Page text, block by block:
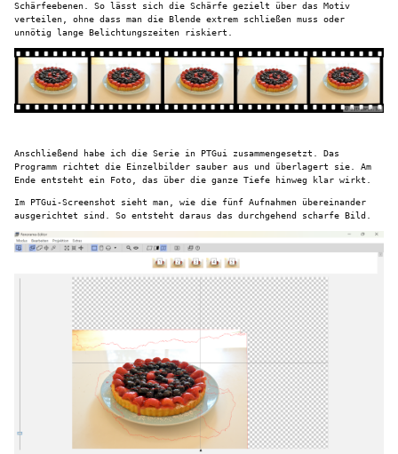
Schärfeebenen. So lässt sich die Schärfe gezielt über das Motiv
verteilen, ohne dass man die Blende extrem schließen muss oder
unnötig lange Belichtungszeiten riskiert.
Anschließend habe ich die Serie in PTGui zusammengesetzt. Das
Programm richtet die Einzelbilder sauber aus und überlagert sie. Am
Ende entsteht ein Foto, das über die ganze Tiefe hinweg klar wirkt.
Im PTGui-Screenshot sieht man, wie die fünf Aufnahmen übereinander
ausgerichtet sind. So entsteht daraus das durchgehend scharfe Bild.